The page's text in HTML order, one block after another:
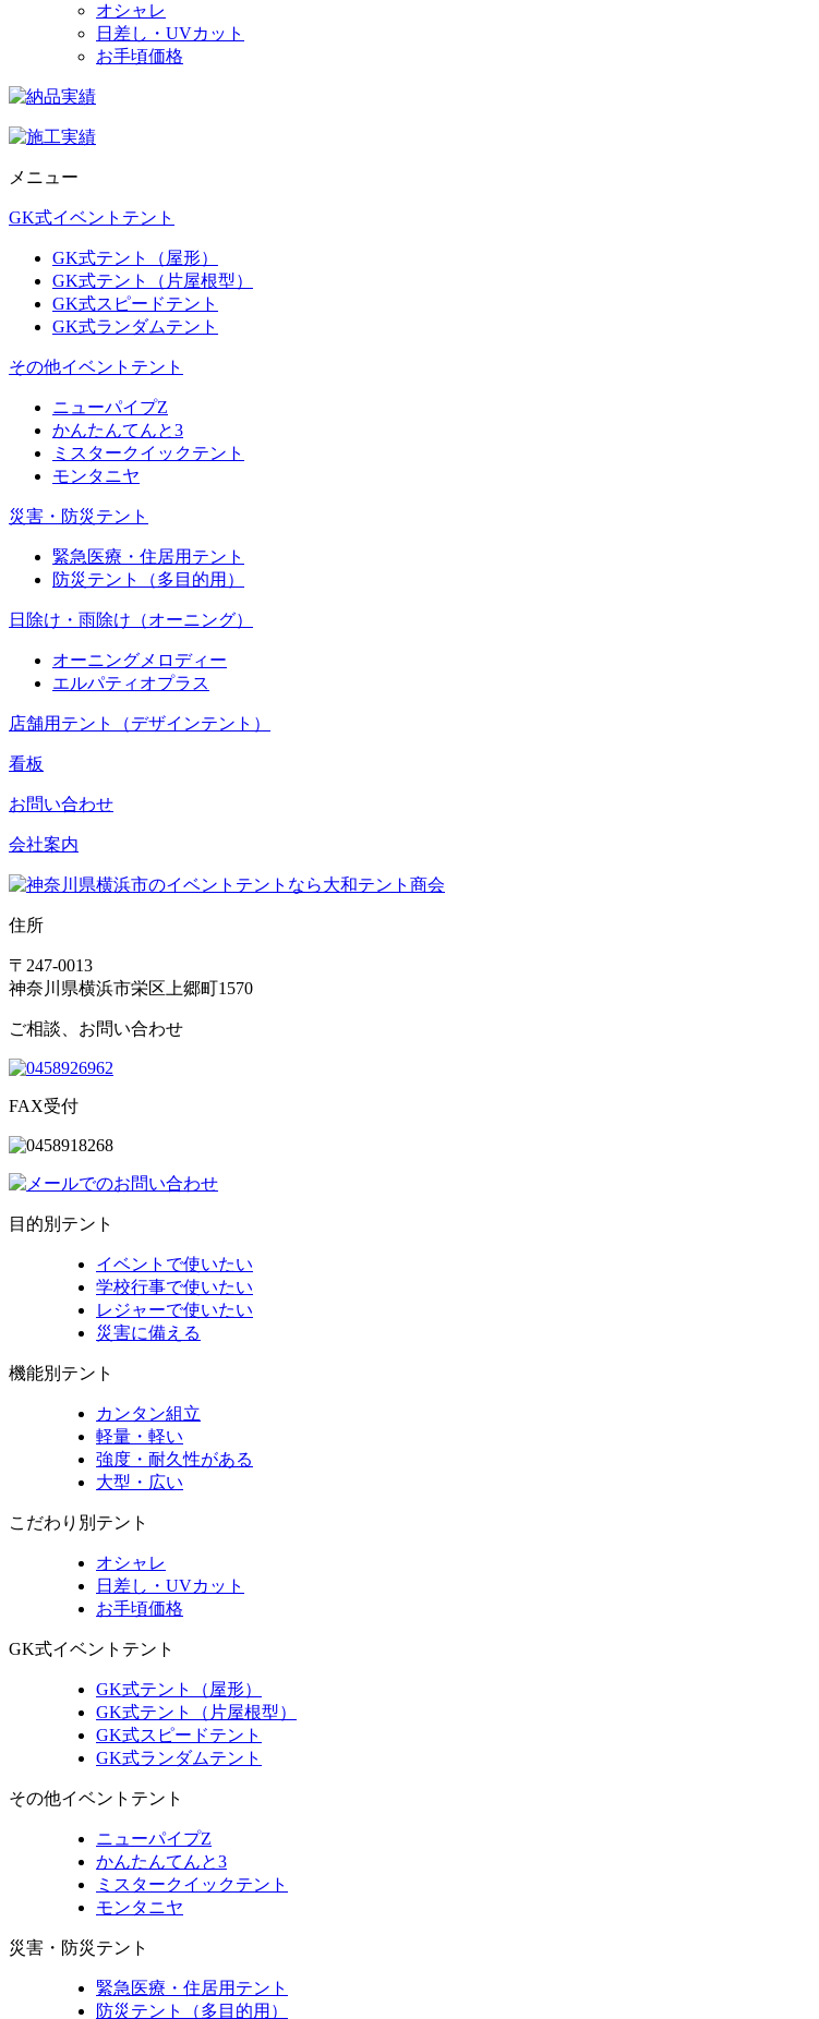
オシャレ
日差し・UVカット
お手頃価格
メニュー
GK式イベントテント
GK式テント（屋形）
GK式テント（片屋根型）
GK式スピードテント
GK式ランダムテント
その他イベントテント
ニューパイプZ
かんたんてんと3
ミスタークイックテント
モンタニヤ
災害・防災テント
緊急医療・住居用テント
防災テント（多目的用）
日除け・雨除け（オーニング）
オーニングメロディー
エルパティオプラス
店舗用テント（デザインテント）
看板
お問い合わせ
会社案内
住所
〒247-0013
神奈川県横浜市栄区上郷町1570
ご相談、お問い合わせ
FAX受付
目的別テント
イベントで使いたい
学校行事で使いたい
レジャーで使いたい
災害に備える
機能別テント
カンタン組立
軽量・軽い
強度・耐久性がある
大型・広い
こだわり別テント
オシャレ
日差し・UVカット
お手頃価格
GK式イベントテント
GK式テント（屋形）
GK式テント（片屋根型）
GK式スピードテント
GK式ランダムテント
その他イベントテント
ニューパイプZ
かんたんてんと3
ミスタークイックテント
モンタニヤ
災害・防災テント
緊急医療・住居用テント
防災テント（多目的用）